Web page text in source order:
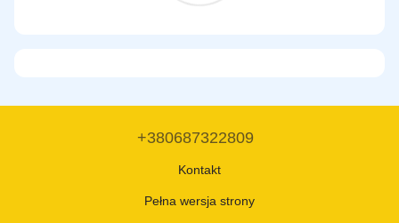
+380687322809
Kontakt
Pełna wersja strony